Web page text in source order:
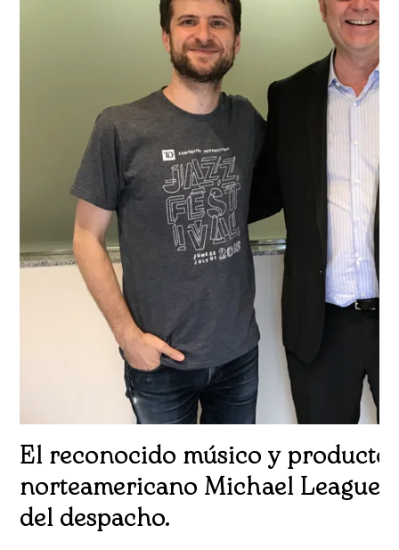
El reconocido músico y
norteamericano Michael League,
del despacho.